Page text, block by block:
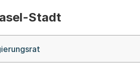
Stadt